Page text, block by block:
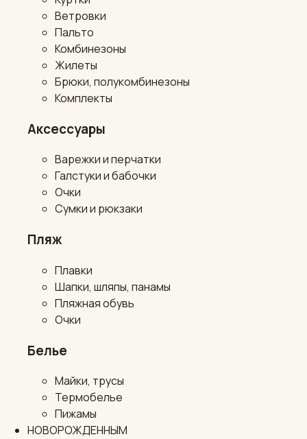
Ветровки
Пальто
Комбинезоны
Жилеты
Брюки, полукомбинезоны
Комплекты
Аксессуары
Варежки и перчатки
Галстуки и бабочки
Очки
Сумки и рюкзаки
Пляж
Плавки
Шапки, шляпы, панамы
Пляжная обувь
Очки
Белье
Майки, трусы
Термобелье
Пижамы
НОВОРОЖДЕННЫМ